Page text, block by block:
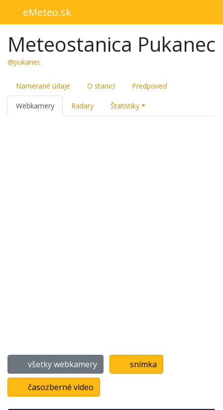
eMeteo.sk
Meteostanica Pukanec
@pukanec
Namerané údaje O stanici Predpoveď
Webkamery Radary Štatistiky
všetky webkamery snímka
časozberné video